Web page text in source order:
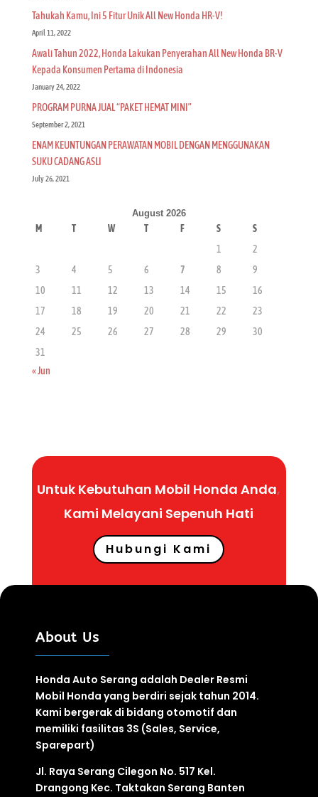
Tahukah Kamu, Ini 5 Fitur Unik All New Honda HR-V!
April 11, 2022
Awali Tahun 2022, Honda Lakukan Penyerahan All New Honda BR-V
Kepada Konsumen Pertama di Indonesia
January 24, 2022
PROGRAM PURNA JUAL “PAKET HEMAT MINI”
September 2, 2021
ENAM KEUNTUNGAN PERAWATAN MOBIL DENGAN MENGGUNAKAN
SUKU CADANG ASLI
July 26, 2021
August 2026
M T W T F S
S
1
2
3
4 5 6 7 8
9
10
11 12 13 14 15
16
17
18 19 20 21 22
23
24
25 26 27 28 29
30
31
« Jun
Untuk Kebutuhan Mobil Honda Anda,
Kami Melayani Sepenuh Hati
Hubungi Kami
About Us
Honda Auto Serang adalah Dealer Resmi
Mobil Honda yang berdiri sejak tahun 2014.
Kami bergerak di bidang otomotif dan
memiliki fasilitas 3S (Sales, Service,
Sparepart)
Jl. Raya Serang Cilegon No. 517 Kel.
Drangong Kec. Taktakan Serang Banten